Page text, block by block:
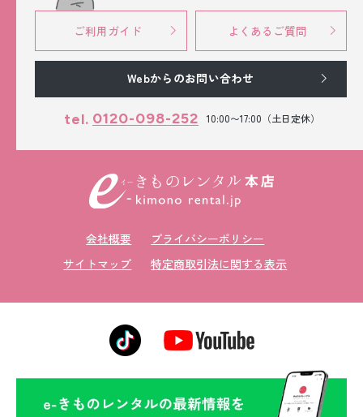
ご利用ガイド よくあるご質問
Webからのお問い合わせ
tel. 0120-098-252 10:00〜17:00（土日定休）
会社概要
プライバシーポリシー
サイトマップ
特定商取引法に関する表示